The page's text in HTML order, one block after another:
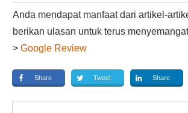
Anda mendapat manfaat dari artikel-
berikan ulasan untuk terus
> Google Review
Share Tweet Share